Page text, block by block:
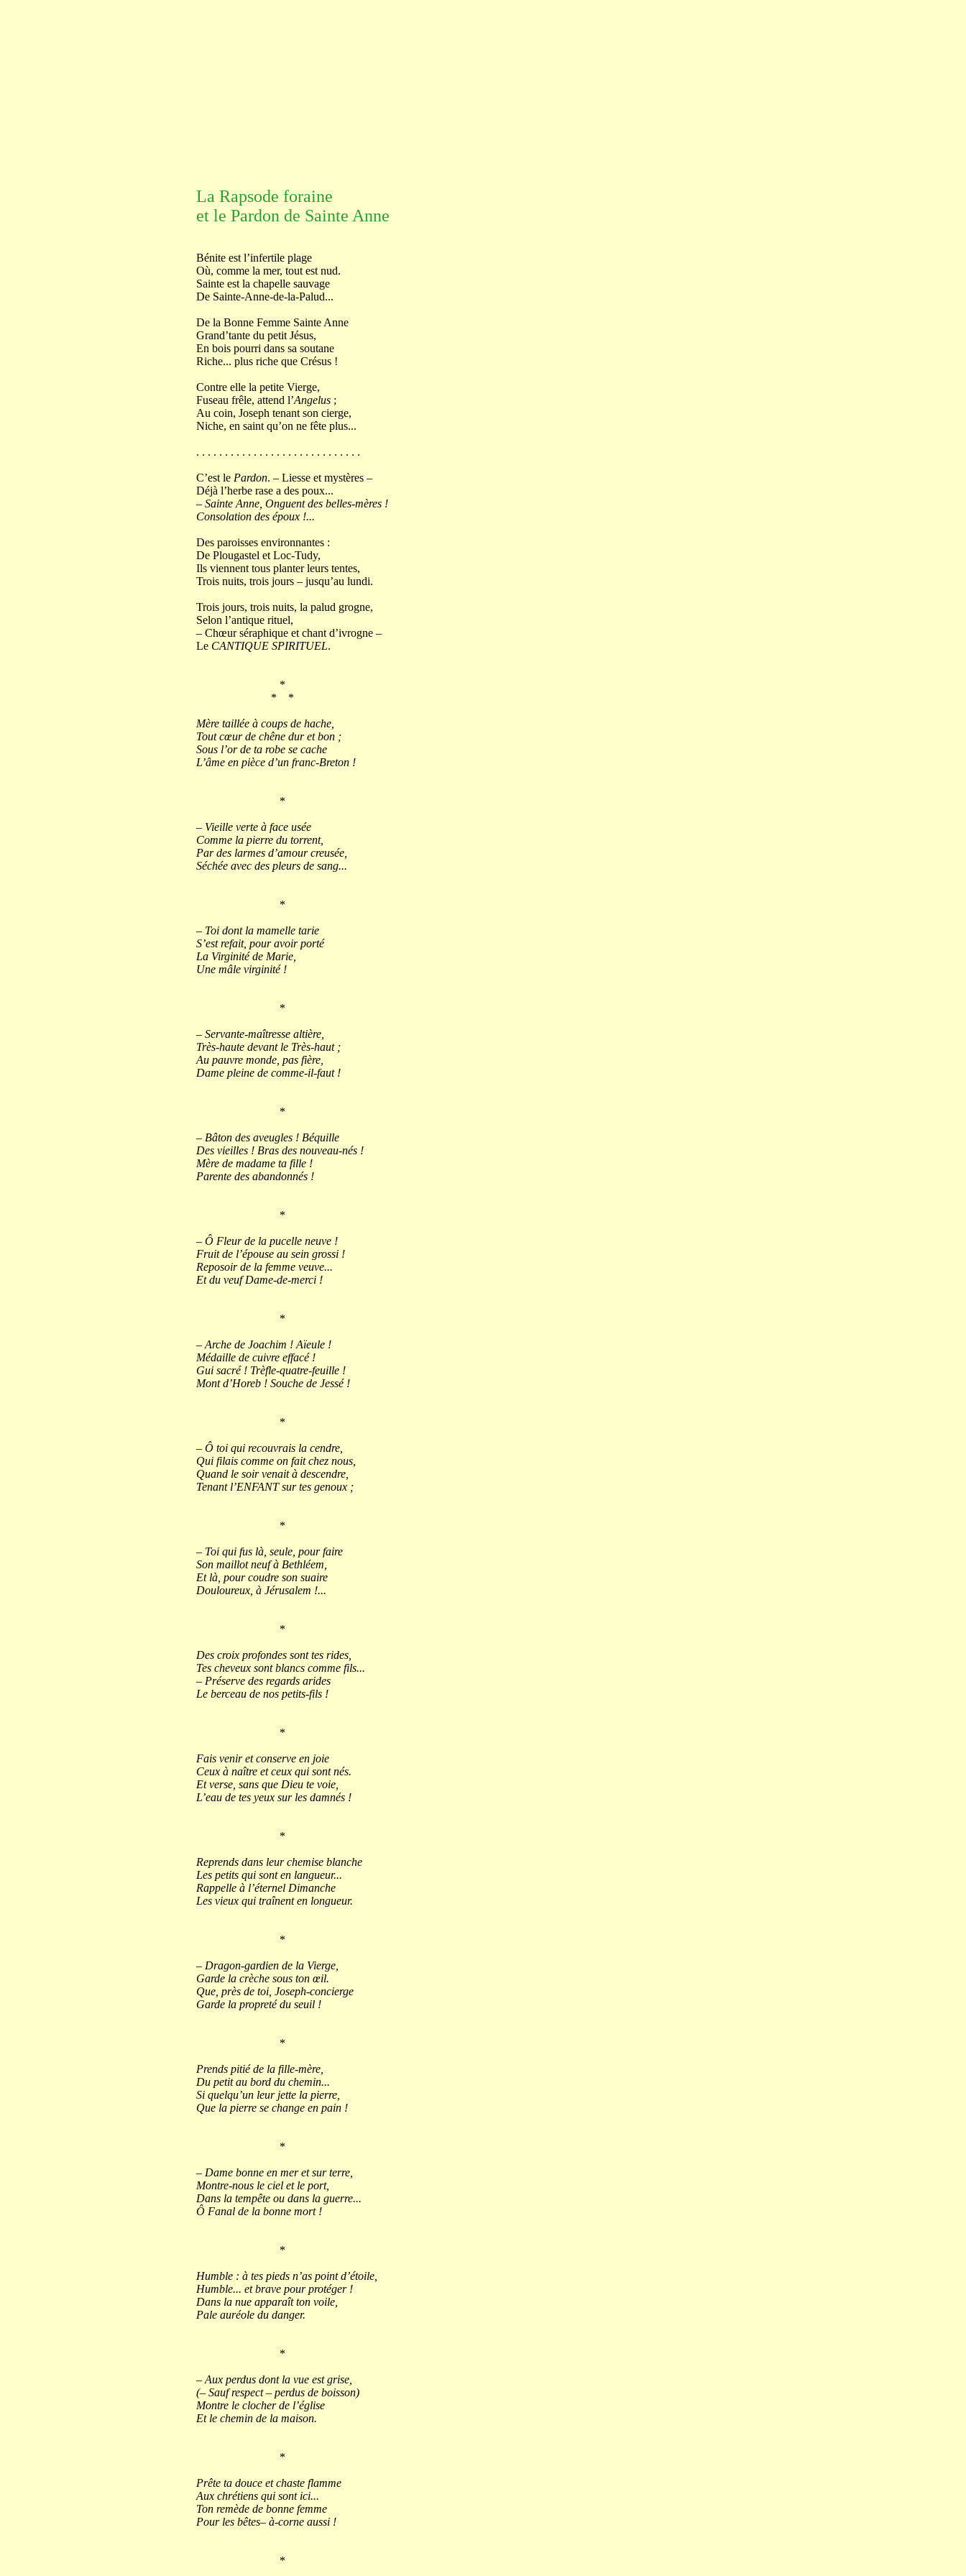
La Rapsode foraine
et le Pardon de Sainte Anne
Bénite est l’infertile plage
Où, comme la mer, tout est nud.
Sainte est la chapelle sauvage
De Sainte-Anne-de-la-Palud...
De la Bonne Femme Sainte Anne
Grand’tante du petit Jésus,
En bois pourri dans sa soutane
Riche... plus riche que Crésus !
Contre elle la petite Vierge,
Fuseau frêle, attend l’Angelus;
Au coin, Joseph tenant son cierge,
Niche, en saint qu’on ne fête plus...
. . . . . . . . . . . . . . . . . . . . . . . . . . . . .
C’est le Pardon. – Liesse et mystères –
Déjà l’herbe rase a des poux...
– Sainte Anne, Onguent des belles-mères !
Consolation des époux !...
Des paroisses environnantes :
De Plougastel et Loc-Tudy,
Ils viennent tous planter leurs tentes,
Trois nuits, trois jours – jusqu’au lundi.
Trois jours, trois nuits, la palud grogne,
Selon l’antique rituel,
– Chœur séraphique et chant d’ivrogne –
Le CANTIQUE SPIRITUEL.
*
* *
Mère taillée à coups de hache,
Tout cœur de chêne dur et bon ;
Sous l’or de ta robe se cache
L’âme en pièce d’un franc-Breton !
*
– Vieille verte à face usée
Comme la pierre du torrent,
Par des larmes d’amour creusée,
Séchée avec des pleurs de sang...
*
– Toi dont la mamelle tarie
S’est refait, pour avoir porté
La Virginité de Marie,
Une mâle virginité !
*
– Servante-maîtresse altière,
Très-haute devant le Très-haut ;
Au pauvre monde, pas fière,
Dame pleine de comme-il-faut !
*
– Bâton des aveugles ! Béquille
Des vieilles ! Bras des nouveau-nés !
Mère de madame ta fille !
Parente des abandonnés !
*
– Ô Fleur de la pucelle neuve !
Fruit de l’épouse au sein grossi !
Reposoir de la femme veuve...
Et du veuf Dame-de-merci !
*
– Arche de Joachim ! Aïeule !
Médaille de cuivre effacé !
Gui sacré ! Trèfle-quatre-feuille !
Mont d’Horeb ! Souche de Jessé !
*
– Ô toi qui recouvrais la cendre,
Qui filais comme on fait chez nous,
Quand le soir venait à descendre,
Tenant l’ENFANT sur tes genoux ;
*
– Toi qui fus là, seule, pour faire
Son maillot neuf à Bethléem,
Et là, pour coudre son suaire
Douloureux, à Jérusalem !...
*
Des croix profondes sont tes rides,
Tes cheveux sont blancs comme fils...
– Préserve des regards arides
Le berceau de nos petits-fils !
*
Fais venir et conserve en joie
Ceux à naître et ceux qui sont nés.
Et verse, sans que Dieu te voie,
L’eau de tes yeux sur les damnés !
*
Reprends dans leur chemise blanche
Les petits qui sont en langueur...
Rappelle à l’éternel Dimanche
Les vieux qui traînent en longueur.
*
– Dragon-gardien de la Vierge,
Garde la crèche sous ton œil.
Que, près de toi, Joseph-concierge
Garde la propreté du seuil !
*
Prends pitié de la fille-mère,
Du petit au bord du chemin...
Si quelqu’un leur jette la pierre,
Que la pierre se change en pain !
*
– Dame bonne en mer et sur terre,
Montre-nous le ciel et le port,
Dans la tempête ou dans la guerre...
Ô Fanal de la bonne mort !
*
Humble : à tes pieds n’as point d’étoile,
Humble... et brave pour protéger !
Dans la nue apparaît ton voile,
Pale auréole du danger.
*
– Aux perdus dont la vue est grise,
(– Sauf respect – perdus de boisson)
Montre le clocher de l’église
Et le chemin de la maison.
*
Prête ta douce et chaste flamme
Aux chrétiens qui sont ici...
Ton remède de bonne femme
Pour les bêtes– à-corne aussi !
*